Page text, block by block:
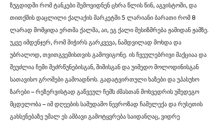
ზუგდიდში რომ ტანკები შემოვიდნენ ცხრა წლის წინ, აგვისტოში, და
თითქმის დაცლილი ქალაქის მარკეტში 5 ლარიანი ბარათი რომ 8
ლარად მომყიდა ერთმა ქალმა, აი, ეგ ქალი მესიზმრება ჟამიდან ჟამზე.
უკვე იმდენჯერ, რომ მიჭირს გარკვევა, ნამდვილად მოხდა და
უბრალოდ, თვითგვემისთვის გამოვიგონე. ის ჩვეულებრივი მაქციაა და
შეუძლია ჩემი შეძრწუნებისგან, შიშისგან და უიმედო მოლოდინისგან
სათავისო გროშები გამოადნოს. გადატვირთული ხაზები და უპასუხო
ზარები – რეზერვისტად გაწვეულ ჩემს ძმასთან მოხვედრის უშედეგო
მცდელობა – იმ დღეების სამუდამო ნევროზად ჩამელექა და რუსეთის
გახსენებაზე უმალ ეს ამბავი გამოტყვრება საიდანღაც, ვიდრე